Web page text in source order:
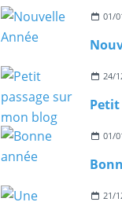
01/
24/
01/
21/